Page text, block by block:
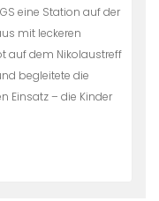
eine Station auf der
mit leckeren
auf dem Nikolaustreff
begleitete die
Einsatz – die Kinder